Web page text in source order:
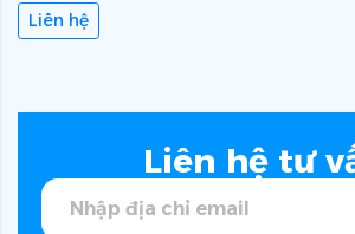
Liên hệ
Liên hệ tư